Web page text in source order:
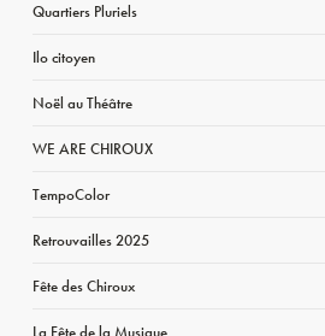
Quartiers Pluriels
Ilo citoyen
Noël au Théâtre
WE ARE CHIROUX
TempoColor
Retrouvailles 2025
Fête des Chiroux
La Fête de la Musique